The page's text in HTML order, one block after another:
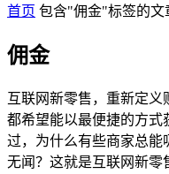
首页 包含"佣金"标签的文
佣金
互联网新零售，重新定义
都希望能以最便捷的方式
过，为什么有些商家总能
无闻？这就是互联网新零